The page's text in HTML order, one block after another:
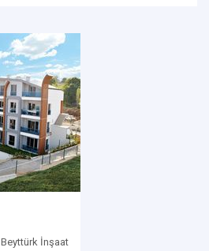
Beyttürk İnşaat